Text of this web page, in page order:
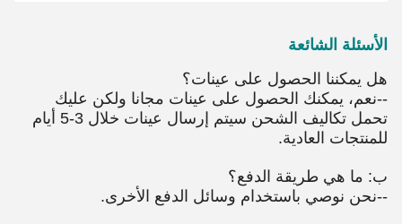
الأسئلة الشائعة
هل يمكننا الحصول على عينات؟
--نعم، يمكنك الحصول على عينات مجانا ولكن عليك
تحمل تكاليف الشحن سيتم إرسال عينات خلال 3-5 أيام
للمنتجات العادية.
ب: ما هي طريقة الدفع؟
--نحن نوصي باستخدام وسائل الدفع الأخرى.